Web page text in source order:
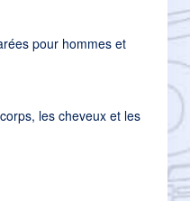
pour hommes et
les cheveux et les